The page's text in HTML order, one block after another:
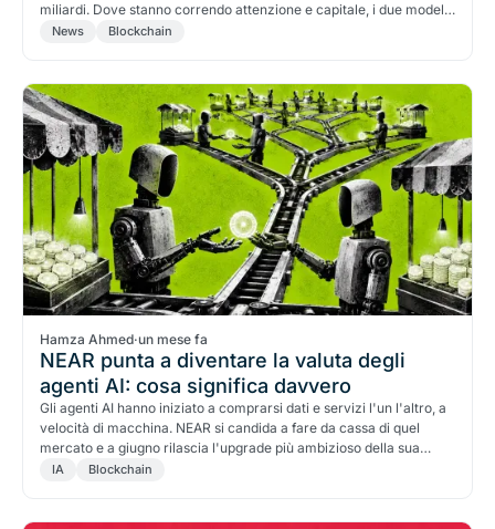
miliardi. Dove stanno correndo attenzione e capitale, i due modelli
a confronto (Kalshi vs Polymarket) e dove sta l'opportunità reale,
News Blockchain
Hamza Ahmed·un mese fa
NEAR punta a diventare la valuta degli
agenti AI: cosa significa davvero
Gli agenti AI hanno iniziato a comprarsi dati e servizi l'un l'altro, a
velocità di macchina. NEAR si candida a fare da cassa di quel
mercato e a giugno rilascia l'upgrade più ambizioso della sua
storia. Cosa c'è di reale dietro la "valuta degli agenti", e cosa è
IA Blockchain